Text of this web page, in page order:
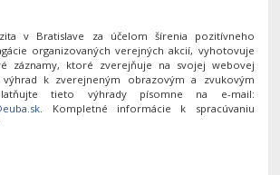
v Bratislave za účelom šírenia pozitívneho
organizovaných verejných akcií, vyhotovuje
záznamy, ktoré zverejňuje na svojej webovej
k zverejneným obrazovým a zvukovým
tieto výhrady písomne na e-mail:
. Kompletné informácie k spracúvaniu